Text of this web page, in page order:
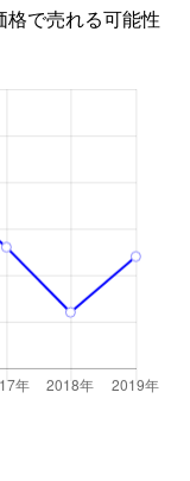
で売れる可能性